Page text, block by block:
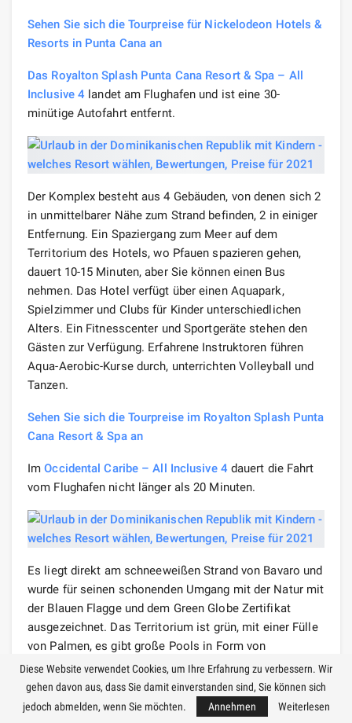
Sehen Sie sich die Tourpreise für Nickelodeon Hotels &
Resorts in Punta Cana an
Das Royalton Splash Punta Cana Resort & Spa – All
Inclusive 4 landet am Flughafen und ist eine 30-
minütige Autofahrt entfernt.
Der Komplex besteht aus 4 Gebäuden, von denen sich 2
in unmittelbarer Nähe zum Strand befinden, 2 in einiger
Entfernung. Ein Spaziergang zum Meer auf dem
Territorium des Hotels, wo Pfauen spazieren gehen,
dauert 10-15 Minuten, aber Sie können einen Bus
nehmen. Das Hotel verfügt über einen Aquapark,
Spielzimmer und Clubs für Kinder unterschiedlichen
Alters. Ein Fitnesscenter und Sportgeräte stehen den
Gästen zur Verfügung. Erfahrene Instruktoren führen
Aqua-Aerobic-Kurse durch, unterrichten Volleyball und
Tanzen.
Sehen Sie sich die Tourpreise im Royalton Splash Punta
Cana Resort & Spa an
ImOccidental Caribe – All Inclusive 4 dauert die Fahrt
vom Flughafen nicht länger als 20 Minuten.
Es liegt direkt am schneeweißen Strand von Bavaro und
wurde für seinen schonenden Umgang mit der Natur mit
der Blauen Flagge und dem Green Globe Zertifikat
ausgezeichnet. Das Territorium ist grün, mit einer Fülle
von Palmen, es gibt große Pools in Form von
natürlichen Stauseen, einen Wasserpark mit Rutschen
für Kinderunterhaltung. Es gibt lustige Aufführungenfür
Kinder und Themenpartys. Das Essen ist sehr
Diese Website verwendet Cookies, um Ihre Erfahrung zu verbessern. Wir
gehen davon aus, dass Sie damit einverstanden sind, Sie können sich
jedoch abmelden, wenn Sie möchten.
Annehmen Weiterlesen